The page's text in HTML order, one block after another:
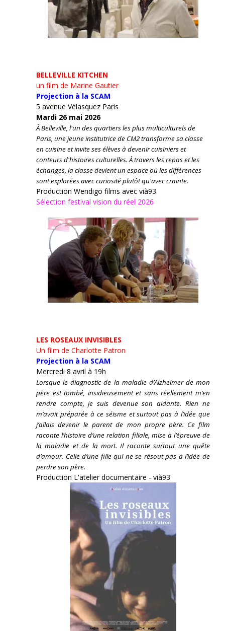
BELLEVILLE KITCHEN
un film de Marine Gautier
Projection à la SCAM
5 avenue Vélasquez Paris
Mardi 26 mai 2026
À Belleville, l'un des quartiers les plus multiculturels de
Paris, une jeune institutrice de CM2 transforme sa classe
en cuisine et invite ses élèves à devenir cuisiniers et
conteurs d'histoires culturelles.À travers les repas et les
échanges, la classe devient un espace où les différences
sont explorées avec curiosité plutôt qu'avec crainte.
Production Wendigo films avec vià93
Sélection festival vision du réel 2026
LES ROSEAUX INVISIBLES
Un film de Charlotte Patron
Projection à la SCAM
Mercredi 8 avril à 19h
Lorsque le diagnostic de la maladie d’Alzheimer de mon
père est tombé, insidieusement et sans réellement m’en
rendre compte, je suis devenue son aidante. Rien ne
m’avait préparée à ce séisme et surtout pas à l’idée que
j’allais devenir le parent de mon propre père. Ce film
raconte l’histoire d’une relation filiale, mise à l’épreuve de
la maladie et de la mort. Il raconte surtout une quête
d’amour. Celle d’une fille qui ne se résout pas à l’idée de
perdre son père.
Production L'atelier documentaire - vià93